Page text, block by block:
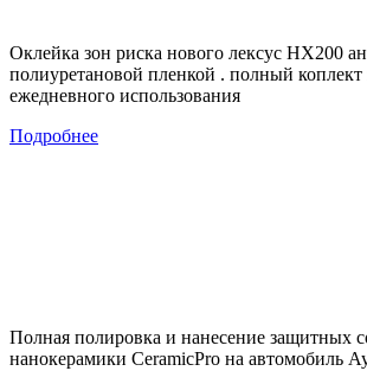
Оклейка зон риска нового лексус НХ200
полиуретановой пленкой . полный
ежедневного использования
Подробнее
Полная полировка и нанесение защитных
нанокерамики CeramicPro на автомобиль